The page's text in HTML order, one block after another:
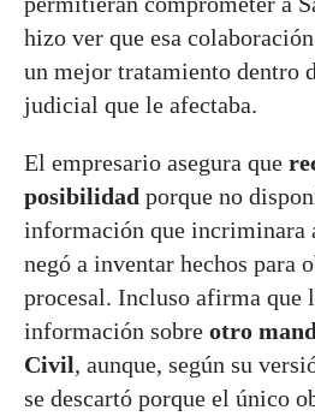
hizo ver que esa
un mejor tratamiento dentro
judicial que le afectaba.
El empresario asegura que
posibilidad porque no
información que incriminara
negó a inventar hechos para
procesal. Incluso afirma que
información sobre otro
Civil, aunque, según su
se descartó porque el único